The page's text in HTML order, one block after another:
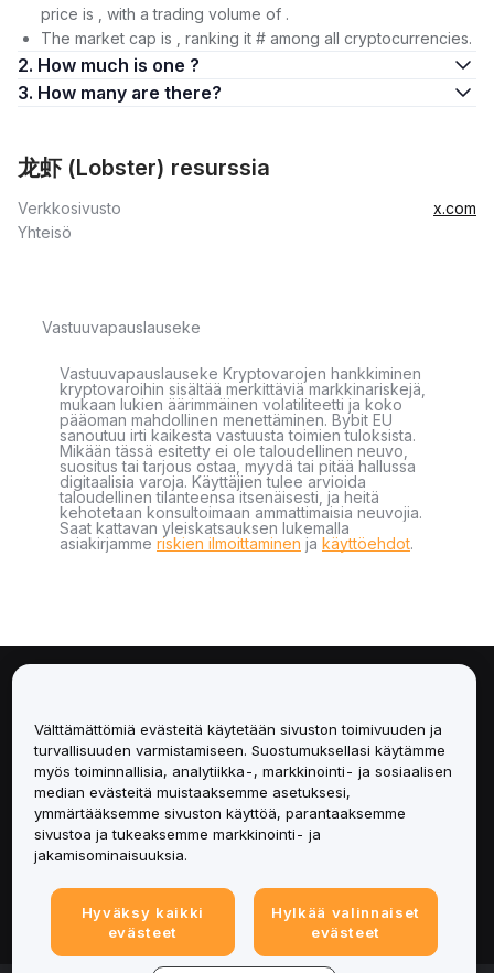
price is , with a trading volume of .
The market cap is , ranking it # among all cryptocurrencies.
2. How much is one ?
3. How many are there?
龙虾 (Lobster) resurssia
Verkkosivusto
x.com
Yhteisö
Vastuuvapauslauseke
Vastuuvapauslauseke Kryptovarojen hankkiminen
kryptovaroihin sisältää merkittäviä markkinariskejä,
mukaan lukien äärimmäinen volatiliteetti ja koko
pääoman mahdollinen menettäminen. Bybit EU
sanoutuu irti kaikesta vastuusta toimien tuloksista.
Mikään tässä esitetty ei ole taloudellinen neuvo,
suositus tai tarjous ostaa, myydä tai pitää hallussa
digitaalisia varoja. Käyttäjien tulee arvioida
taloudellinen tilanteensa itsenäisesti, ja heitä
kehotetaan konsultoimaan ammattimaisia neuvojia.
Saat kattavan yleiskatsauksen lukemalla
asiakirjamme riskien ilmoittaminen ja käyttöehdot.
Palvelut
Tuki
Tuotteet
Lakiasiat
Välttämättömiä evästeitä käytetään sivuston toimivuuden ja
turvallisuuden varmistamiseen. Suostumuksellasi käytämme
myös toiminnallisia, analytiikka-, markkinointi- ja sosiaalisen
median evästeitä muistaaksemme asetuksesi,
ymmärtääksemme sivuston käyttöä, parantaaksemme
sivustoa ja tukeaksemme markkinointi- ja
jakamisominaisuuksia.
Hyväksy kaikki
evästeet
Hylkää valinnaiset
evästeet